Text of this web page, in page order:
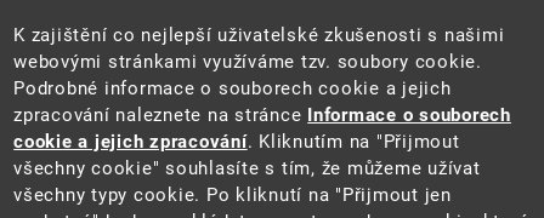
Pro média a veřejnost
Povinně zveřejňované informace
Kontakty
Přistupnost budovy úřadu MŽP
(PDF, 204 kB)
Web
Aktuality
Ochrana osobních údajů
K zajištění co nejlepší uživatelské zkušenosti s našimi
webovými stránkami využíváme tzv. soubory cookie.
Podrobné informace o souborech cookie a jejich
zpracování naleznete na stránce Informace o souborech
cookie a jejich zpracování. Kliknutím na "Přijmout
všechny cookie" souhlasíte s tím, že můžeme užívat
všechny typy cookie. Po kliknutí na "Přijmout jen